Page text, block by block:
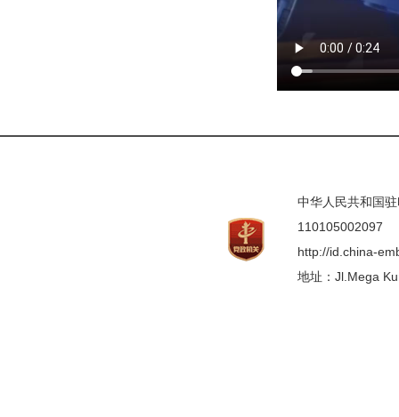
中华人民共和国
110105002097
http://id.china-
地址：Jl.Mega